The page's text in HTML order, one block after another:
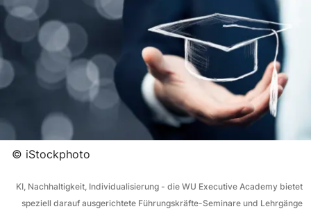
© iStockphoto
KI, Nachhaltigkeit, Individualisierung - die WU Executive Academy bietet
speziell darauf ausgerichtete Führungskräfte-Seminare und Lehrgänge